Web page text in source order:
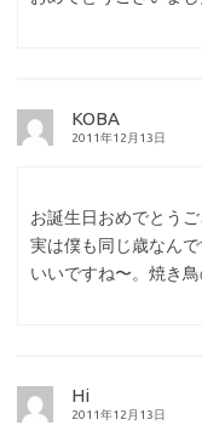
KOBA
2011年12月13日
お誕生日おめでとうご
実は僕も同じ歳なんで
いいですね〜。焼き
Hi
2011年12月13日